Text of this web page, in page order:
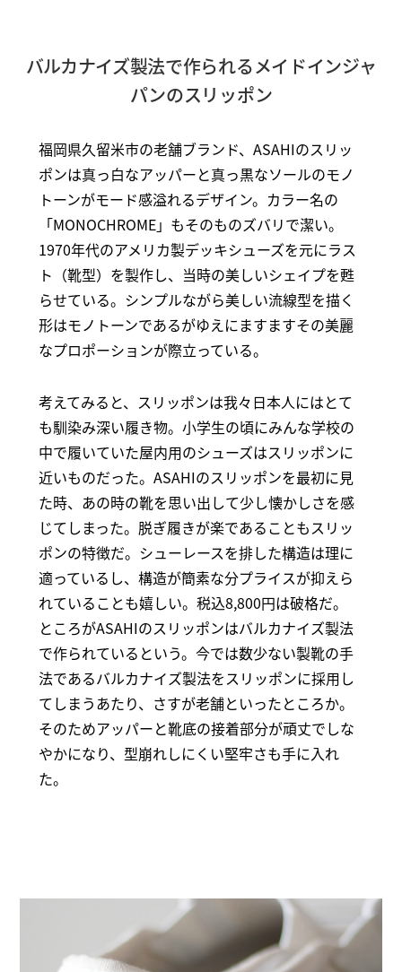
バルカナイズ製法で作られるメイドインジャ
パンのスリッポン
福岡県久留米市の老舗ブランド、ASAHIのスリッ
ポンは真っ白なアッパーと真っ黒なソールのモノ
トーンがモード感溢れるデザイン。カラー名の
「MONOCHROME」もそのものズバリで潔い。
1970年代のアメリカ製デッキシューズを元にラス
ト（靴型）を製作し、当時の美しいシェイプを甦
らせている。シンプルながら美しい流線型を描く
形はモノトーンであるがゆえにますますその美麗
なプロポーションが際立っている。
考えてみると、スリッポンは我々日本人にはとて
も馴染み深い履き物。小学生の頃にみんな学校の
中で履いていた屋内用のシューズはスリッポンに
近いものだった。ASAHIのスリッポンを最初に見
た時、あの時の靴を思い出して少し懐かしさを感
じてしまった。脱ぎ履きが楽であることもスリッ
ポンの特徴だ。シューレースを排した構造は理に
適っているし、構造が簡素な分プライスが抑えら
れていることも嬉しい。税込8,800円は破格だ。
ところがASAHIのスリッポンはバルカナイズ製法
で作られているという。今では数少ない製靴の手
法であるバルカナイズ製法をスリッポンに採用し
てしまうあたり、さすが老舗といったところか。
そのためアッパーと靴底の接着部分が頑丈でしな
やかになり、型崩れしにくい堅牢さも手に入れ
た。